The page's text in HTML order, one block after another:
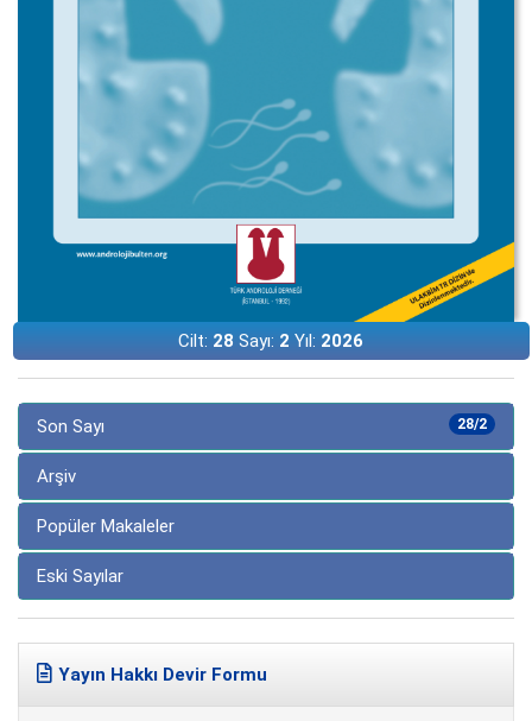
Cilt: 28 Sayı: 2 Yıl: 2026
28/2
Son Sayı
Arşiv
Popüler Makaleler
Eski Sayılar
Yayın Hakkı Devir Formu